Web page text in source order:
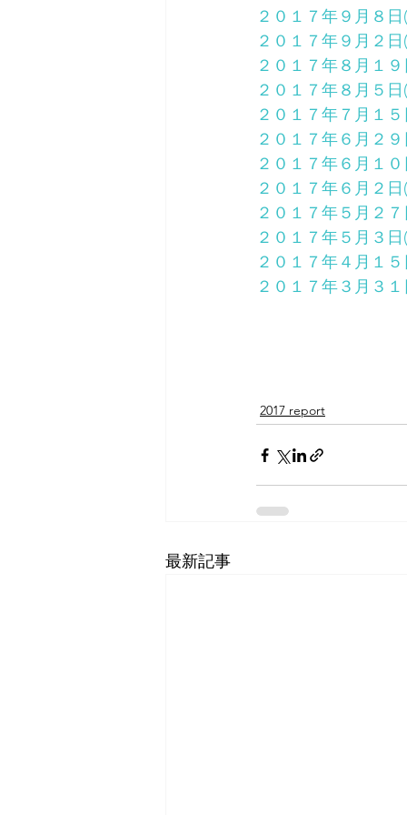
２０１７年９月８
２０１７年９月２
２０１７年８月１
２０１７年８月５
２０１７年７月１
２０１７年６月２
２０１７年６月１
２０１７年６月２
２０１７年５月２
２０１７年５月３
２０１７年４月１
２０１７年３月３
2017 report
最新記事